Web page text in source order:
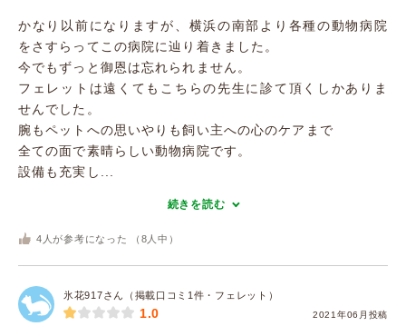
かなり以前になりますが、横浜の南部より各種の動物病院
をさすらってこの病院に辿り着きました。
今でもずっと御恩は忘れられません。
フェレットは遠くてもこちらの先生に診て頂くしかありま
せんでした。
腕もペットへの思いやりも飼い主への心のケアまで
全ての面で素晴らしい動物病院です。
設備も充実し...
続きを読む
4 人が参考になった （ 8 人中）
氷花917さん（掲載口コミ1件・フェレット）
2021年06月投稿
1.0